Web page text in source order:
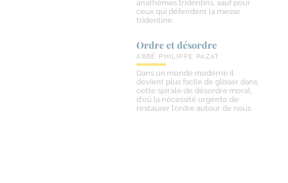
anathèmes tridentins, sauf pour
ceux qui défendent la messe
tridentine.
Ordre et désordre
ABBÉ PHILIPPE PAZAT
Dans un monde moderne il
devient plus facile de glisser dans
cette spirale de désordre moral,
d’où la nécessité urgente de
restaurer l’ordre autour de nous.